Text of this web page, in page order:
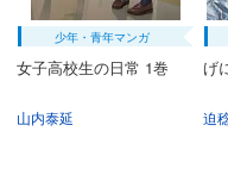
少年・青年マンガ
女子高校生の日常 1巻
山内泰延
げ
迫